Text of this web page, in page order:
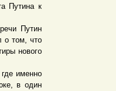
Путина к
Путин
о том, что
нового
именно
в один